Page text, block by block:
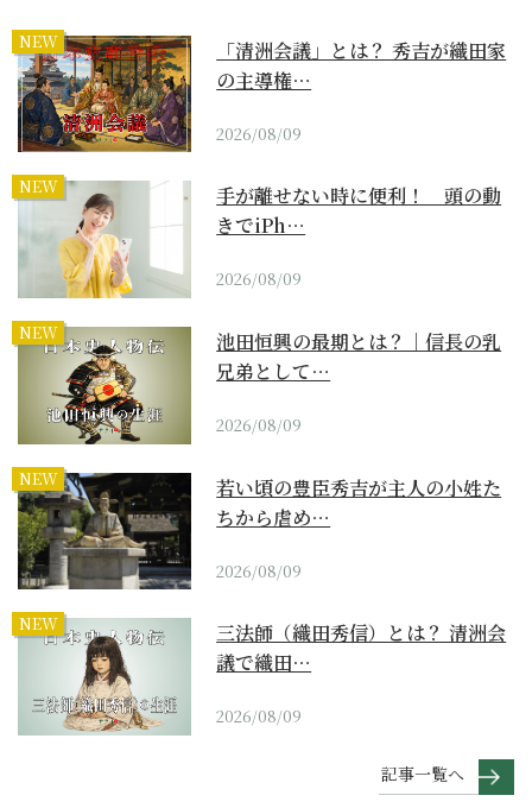
NEW
「清洲会議」とは？ 秀吉が織田家
の主導権…
2026/08/09
NEW
手が離せない時に便利！ 頭の動
きでiPh…
2026/08/09
NEW
池田恒興の最期とは？｜信長の乳
兄弟として…
2026/08/09
NEW
若い頃の豊臣秀吉が主人の小姓た
ちから虐め…
2026/08/09
NEW
三法師（織田秀信）とは？ 清洲会
議で織田…
2026/08/09
記事一覧へ